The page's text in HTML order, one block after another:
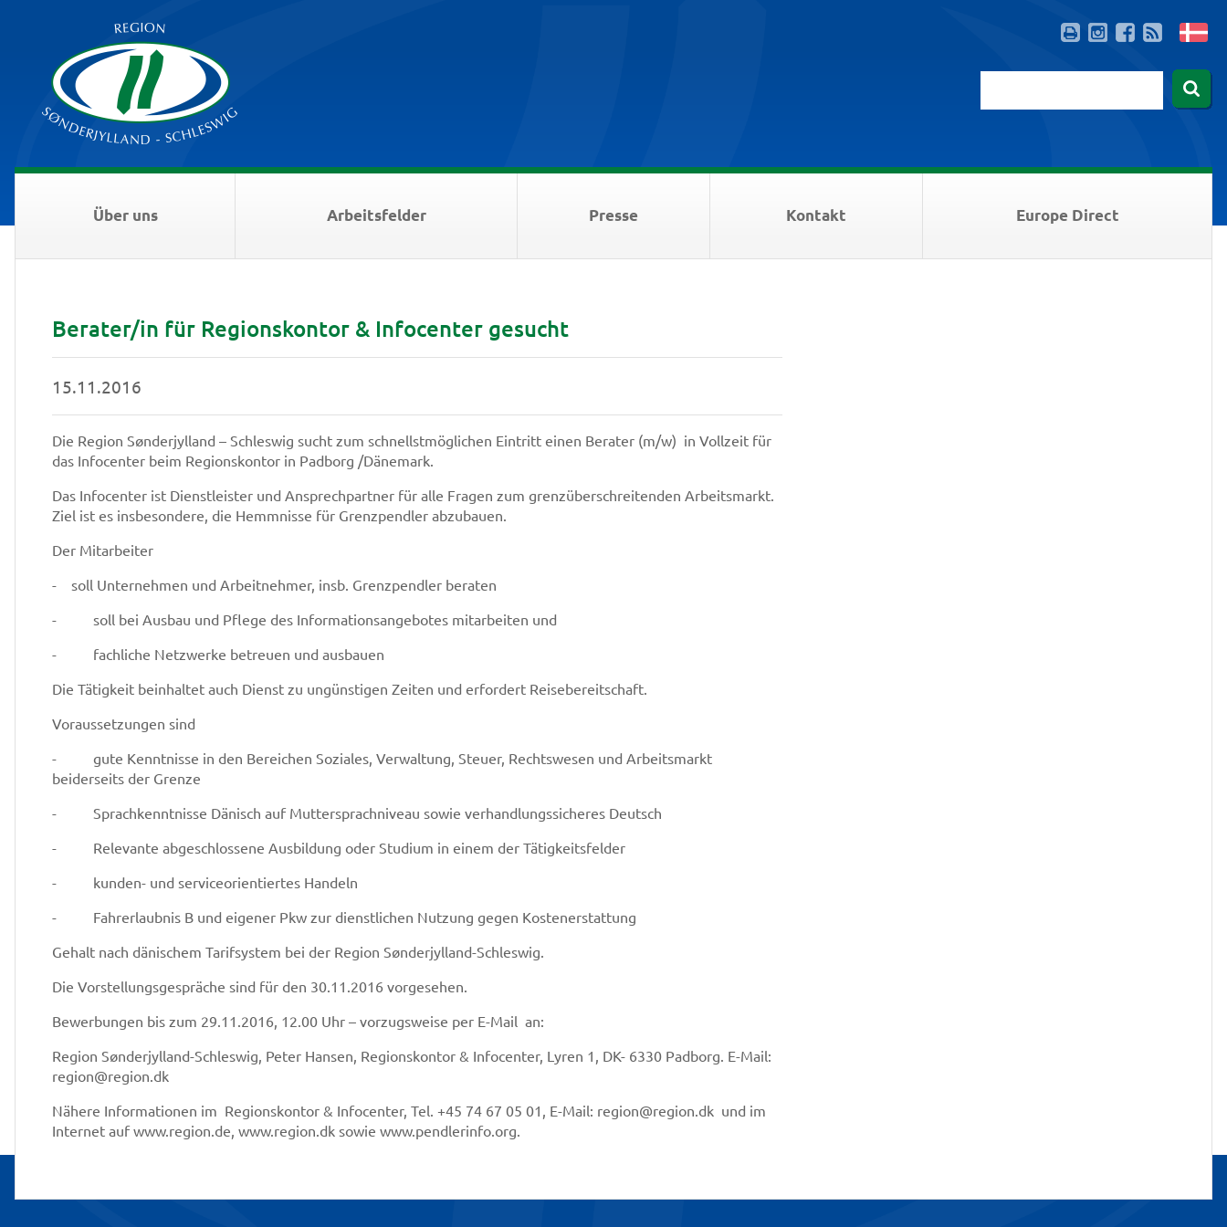
Über uns Arbeitsfelder Presse Kontakt Europe Direct
Berater/in für Regionskontor & Infocenter gesucht
15.11.2016
Die Region Sønderjylland – Schleswig sucht zum schnellstmöglichen Eintritt einen Berater (m/w) in Vollzeit für
das Infocenter beim Regionskontor in Padborg /Dänemark.
Das Infocenter ist Dienstleister und Ansprechpartner für alle Fragen zum grenzüberschreitenden Arbeitsmarkt.
Ziel ist es insbesondere, die Hemmnisse für Grenzpendler abzubauen.
Der Mitarbeiter
- soll Unternehmen und Arbeitnehmer, insb. Grenzpendler beraten
- soll bei Ausbau und Pflege des Informationsangebotes mitarbeiten und
- fachliche Netzwerke betreuen und ausbauen
Die Tätigkeit beinhaltet auch Dienst zu ungünstigen Zeiten und erfordert Reisebereitschaft.
Voraussetzungen sind
- gute Kenntnisse in den Bereichen Soziales, Verwaltung, Steuer, Rechtswesen und Arbeitsmarkt
beiderseits der Grenze
- Sprachkenntnisse Dänisch auf Muttersprachniveau sowie verhandlungssicheres Deutsch
- Relevante abgeschlossene Ausbildung oder Studium in einem der Tätigkeitsfelder
- kunden- und serviceorientiertes Handeln
- Fahrerlaubnis B und eigener Pkw zur dienstlichen Nutzung gegen Kostenerstattung
Gehalt nach dänischem Tarifsystem bei der Region Sønderjylland-Schleswig.
Die Vorstellungsgespräche sind für den 30.11.2016 vorgesehen.
Bewerbungen bis zum 29.11.2016, 12.00 Uhr – vorzugsweise per E-Mail an:
Region Sønderjylland-Schleswig, Peter Hansen, Regionskontor & Infocenter, Lyren 1, DK- 6330 Padborg. E-Mail:
region@region.dk
Nähere Informationen im Regionskontor & Infocenter, Tel. +45 74 67 05 01, E-Mail: region@region.dk und im
Internet auf www.region.de, www.region.dk sowie www.pendlerinfo.org.